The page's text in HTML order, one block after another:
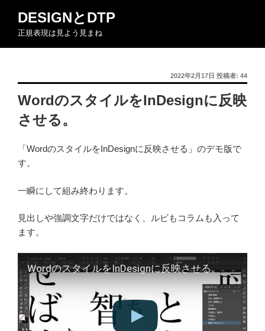
ン
DESIGNとDTP
正規表現は見よう見まね
投
稿
日:
2022年2月17日 投稿者: 44
WordのスタイルをInDesignに反映
させる。
「WordのスタイルをInDesignに反映させる」のデモ版で
す。
一瞬にして組み終わります。
見出しや強調文字だけではなく、ルビもコラムも入って
ます。
WordのスタイルをInDesignに反映させる。